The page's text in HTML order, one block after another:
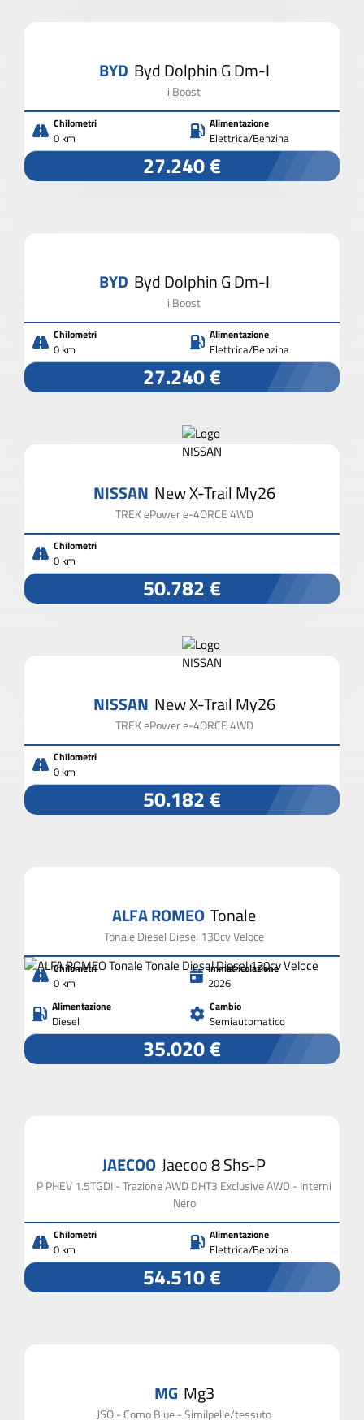
BYD Byd Dolphin G Dm-I
i Boost
Chilometri
0 km
Alimentazione
Elettrica/Benzina
27.240 €
BYD Byd Dolphin G Dm-I
i Boost
Chilometri
0 km
Alimentazione
Elettrica/Benzina
27.240 €
NISSAN New X-Trail My26
TREK ePower e-4ORCE 4WD
Chilometri
0 km
50.782 €
NISSAN New X-Trail My26
TREK ePower e-4ORCE 4WD
Chilometri
0 km
50.182 €
ALFA ROMEO Tonale
Tonale Diesel Diesel 130cv Veloce
Chilometri
0 km
Immatricolazione
2026
Alimentazione
Diesel
Cambio
Semiautomatico
35.020 €
JAECOO Jaecoo 8 Shs-P
P PHEV 1.5TGDI - Trazione AWD DHT3 Exclusive AWD - Interni
Nero
Chilometri
0 km
Alimentazione
Elettrica/Benzina
54.510 €
MG Mg3
JSO - Como Blue - Similpelle/tessuto